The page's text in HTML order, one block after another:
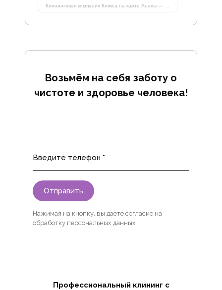
Возьмём на себя заботу о
чистоте и здоровье человека!
Введите телефон *
Отправить
Нажимая на кнопку, вы даете согласие на
обработку персональных данных
Профессиональный клининг с